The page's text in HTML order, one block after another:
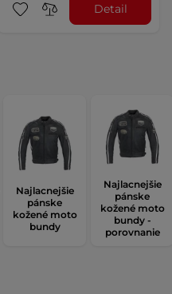
Detail
Najlacnejšie
pánske
kožené moto
bundy
Najlacnejšie
pánske
kožené moto
bundy -
porovnanie